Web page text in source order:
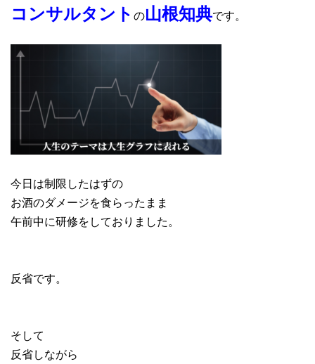
コンサルタント の山根知典です。
今日は制限したはずの
お酒のダメージを食らったまま
午前中に研修をしておりました。
反省です。
そして
反省しながら